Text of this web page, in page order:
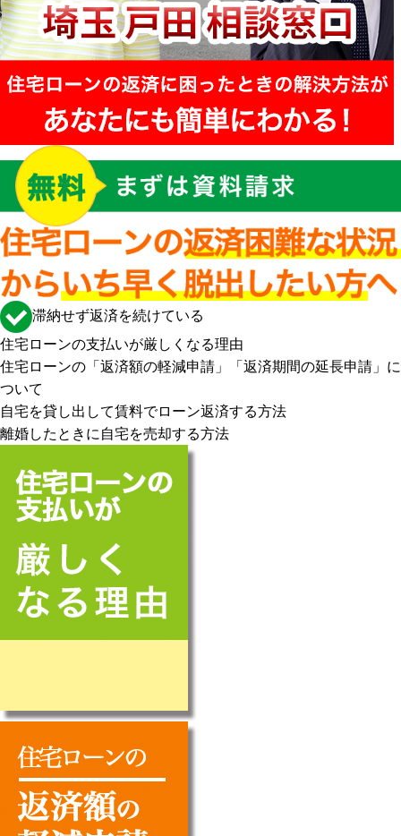
滞納せず返済を続けている
住宅ローンの支払いが厳しくなる理由
住宅ローンの「返済額の軽減申請」「返済期間の延長申請」に
ついて
自宅を貸し出して賃料でローン返済する方法
離婚したときに自宅を売却する方法